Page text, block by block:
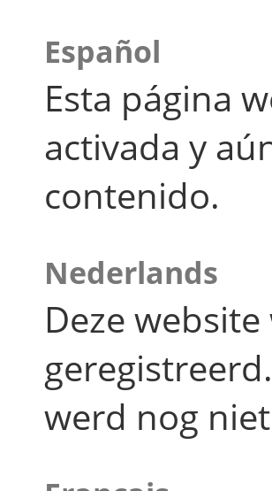
Español
Esta página
activada y
contenido.
Nederlands
Deze
werd nog